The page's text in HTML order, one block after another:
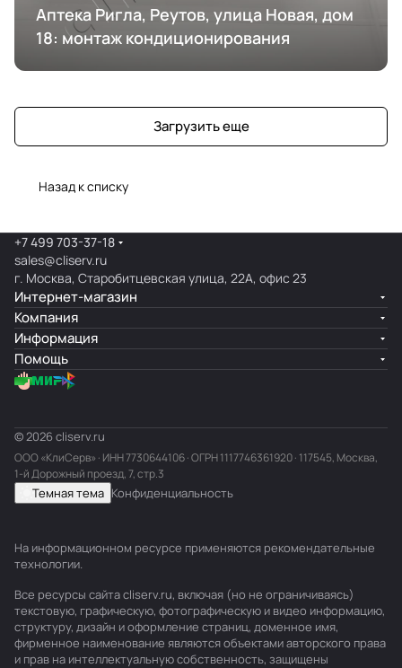
Аптека Ригла, Реутов, улица Новая, дом
18: монтаж кондиционирования
Загрузить еще
Назад к списку
+7 499 703-37-18
sales@cliserv.ru
г. Москва, Старобитцевская улица, 22А, офис 23
Интернет-магазин
Компания
Информация
Помощь
© 2026 cliserv.ru
ООО «КлиСерв» · ИНН7730644106· ОГРН 1117746361920 · 117545, Москва,
1-й Дорожный проезд, 7, стр.3
Темная тема Конфиденциальность
На информационном ресурсе применяются рекомендательные
технологии.
Все ресурсы сайта cliserv.ru, включая (но не ограничиваясь)
текстовую, графическую, фотографическую и видео информацию,
структуру, дизайн и оформление страниц, доменное имя,
фирменное наименование являются объектами авторского права
и прав на интеллектуальную собственность, защищены